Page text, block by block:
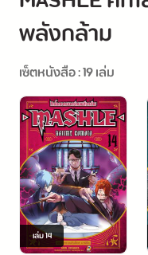
พลังกล้าม
เซ็ตหนังสือ : 19 เล่ม
เล่ม14